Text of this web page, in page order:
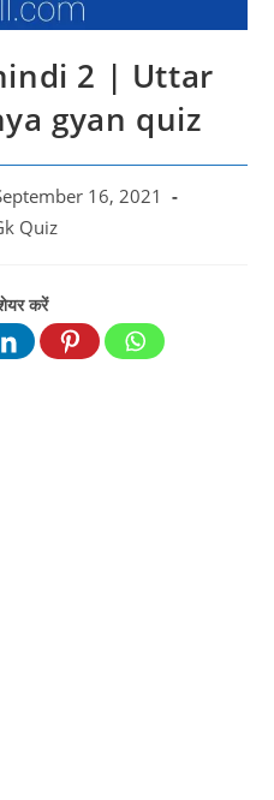
2 | Uttar
gyan quiz
16, 2021
Quiz
करें